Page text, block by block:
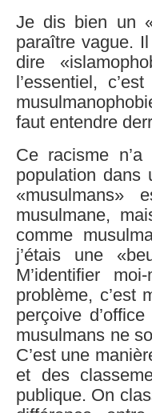
Je dis bien un
paraître vague.
dire
l’essentiel,
faut entendre
Ce racisme
population dans
«musulmans»
musulmane,
comme
j’étais une
M’identifier
problème, c’est
perçoive
musulmans ne
C’est une
et des
publique. On